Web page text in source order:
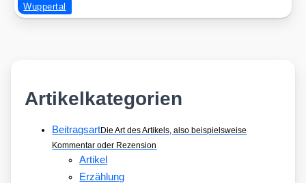
Wuppertal
Artikelkategorien
BeitragsartDie Art des Artikels, also beispielsweise
Kommentar oder Rezension
Artikel
Erzählung